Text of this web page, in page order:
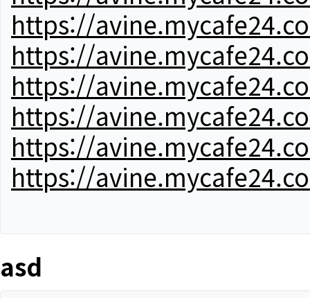
https://
https://
https://
https://
https://
https://
asd